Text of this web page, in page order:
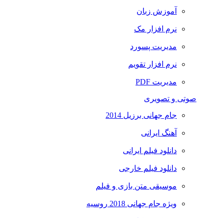
آموزش زبان
نرم افزار مک
مدیریت پسورد
نرم افزار تقویم
مدیریت PDF
صوتی و تصویری
جام جهانی برزیل 2014
آهنگ ایرانی
دانلود فیلم ایرانی
دانلود فیلم خارجی
موسیقی متن بازی و فیلم
ویژه جام جهانی 2018 روسیه